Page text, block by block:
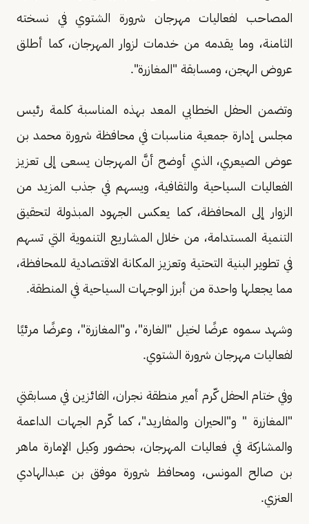
المصاحب لفعاليات مهرجان شرورة الشتوي في نسخته
الثامنة، وما يقدمه من خدمات لزوار المهرجان، كما أطلق
عروض الهجن، ومسابقة "المغازرة".
وتضمن الحفل الخطابي المعد بهذه المناسبة كلمة رئيس
مجلس إدارة جمعية مناسبات في محافظة شرورة محمد بن
عوض الصيعري، الذي أوضح أنَّ المهرجان يسعى إلى تعزيز
الفعاليات السياحية والثقافية، ويسهم في جذب المزيد من
الزوار إلى المحافظة، كما يعكس الجهود المبذولة لتحقيق
التنمية المستدامة، من خلال المشاريع التنموية التي تسهم
في تطوير البنية التحتية وتعزيز المكانة الاقتصادية للمحافظة،
مما يجعلها واحدة من أبرز الوجهات السياحية في المنطقة.
وشهد سموه عرضًا لخيل "الغارة"، و"المغازرة"، وعرضًا مرئيًا
لفعاليات مهرجان شرورة الشتوي.
وفي ختام الحفل كّرم أمير منطقة نجران، الفائزين في مسابقتي
"المغازرة " و"الحيران والمفاريد"، كما كّرم الجهات الداعمة
والمشاركة في فعاليات المهرجان، بحضور وكيل الإمارة ماهر
بن صالح المونس، ومحافظ شرورة موفق بن عبدالهادي
العنزي.